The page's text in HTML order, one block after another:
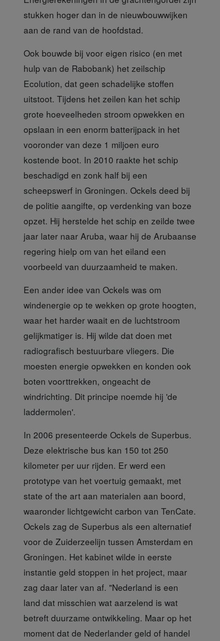
stukken hoger dan in de nieuwbouwwijken
aan de rand van de hoofdstad.
Ook bouwde bij voor eigen risico (en met
hulp van de Rabobank) het zeilschip
Ecolution, dat geen schadelijke stoffen
uitstoot. Tijdens het zeilen kan het schip
grote hoeveelheden stroom opwekken en
opslaan in een enorm batterijpack in het
vooronder van deze 1 miljoen euro
kostende boot. In 2010 raakte het schip
beschadigd en zonk half bij een
scheepswerf in Groningen. Ockels deed bij
de politie aangifte, op verdenking van boze
opzet. Hij herstelde het schip en zeilde twee
jaar later naar Aruba, waar hij de Arubaanse
regering hielp om van het eiland een
voorbeeld van duurzaamheid te maken.
Een ander idee van Ockels was om
windenergie op te wekken op grote hoogten,
waar het harder waait en de luchtstroom
gelijkmatiger is. Hij wilde dat doen met
radiografisch bestuurbare vliegers. Die
moesten energie opwekken en konden ook
boten voorttrekken, ongeacht de
windrichting. Dit principe noemde hij 'de
laddermolen'.
In 2006 presenteerde Ockels de Superbus.
Deze elektrische bus kan 150 tot 250
kilometer per uur rijden. Er werd een
prototype van het voertuig gemaakt, met
state of the art aan materialen aan boord,
waaronder lichtgewicht carbon van TenCate.
Ockels zag de Superbus als een alternatief
voor de Zuiderzeelijn tussen Amsterdam en
Groningen. Het kabinet wilde in eerste
instantie geld stoppen in het project, maar
zag daar later van af. "Nederland is een
land dat misschien wat aarzelend is wat
betreft duurzame ontwikkeling. Maar op het
moment dat de Nederlander geld of handel